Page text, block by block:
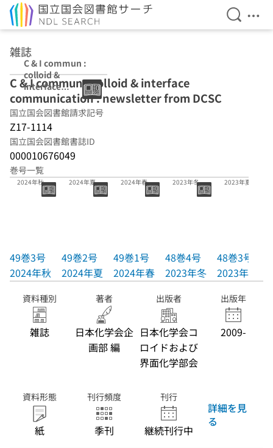
検索を
メ
雑誌
C & I commun :
colloid &
interface
communication
: newsletter
from DCSC
C & I commun : colloid & interface
communication : newsletter from DCSC
国立国会図書館請求記号
Z17-1114
国立国会図書館書誌ID
000010676049
巻号一覧
49巻3号
2024年秋
49巻3号
2024年秋
2024年夏
49巻2号
2024年夏
2024年春
49巻1号
2024年春
2023年冬
48巻4号
2023年冬
2023年夏
48巻3号
2023年夏
資料種別
雑誌
著者
日本化学会企
画部 編
出版者
日本化学会コ
ロイドおよび
界面化学部会
出版年
2009-
資料形態
紙
刊行頻度
季刊
刊行
継続刊行中
詳細を見
る